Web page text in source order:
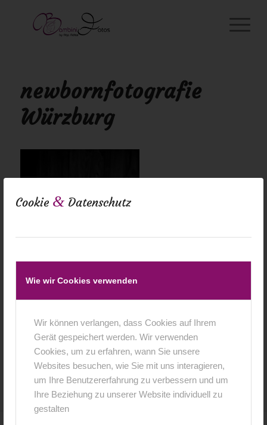
Cookie & Datenschutz
Wie wir Cookies verwenden
Wir können verlangen, dass Cookies auf Ihrem
Gerät gespeichert werden. Wir verwenden
Cookies, um zu erfahren, wann Sie unsere
Websites besuchen, wie Sie mit uns interagieren,
um Ihre Benutzererfahrung zu verbessern und um
Ihre Beziehung zu unserer Website individuell zu
gestalten
newbornfotografie
Würzburg
16. Februar 2016 0 Kommentare von anja